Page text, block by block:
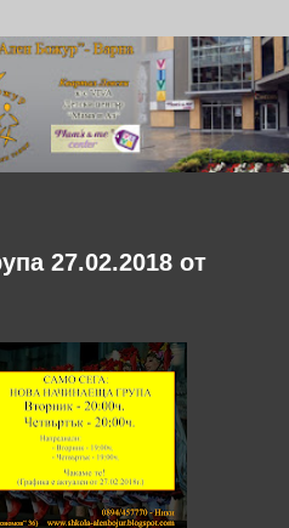
27.02.2018 от